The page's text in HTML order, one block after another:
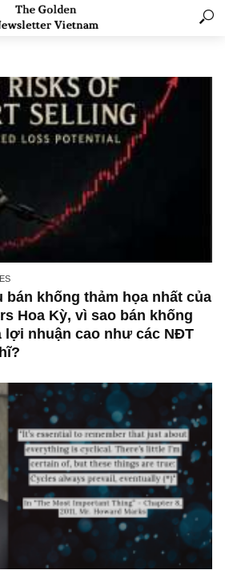
bán khống thảm họa nhất
Hoa Kỳ, vì sao bán